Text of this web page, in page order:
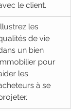
le client.
les
de vie
un bien
pour
les
à se